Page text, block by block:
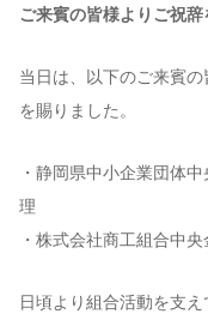
ご来賓の皆様よりご祝
当日は、以下のご来賓
を賜りました。
・静岡県中小企業団
理
・株式会社商工組合
日頃より組合活動を支